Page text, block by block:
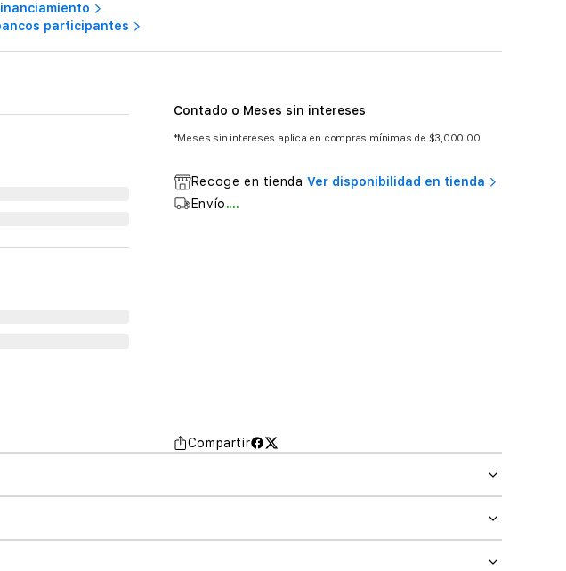
participantes
Contado o Meses sin intereses
*Meses sin intereses aplica en compras mínimas de $3,000.00
Recoge en tienda Ver disponibilidad en tienda
Envío....
Compartir